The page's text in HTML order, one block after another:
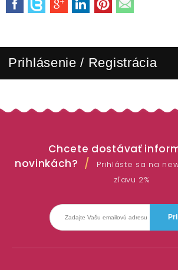
Prihlásenie / Registrácia
Chcete dostávať
novinkách?
Prihláste sa na
zľavu 2%